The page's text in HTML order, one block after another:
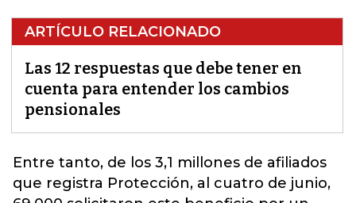
ARTÍCULO RELACIONADO
Las 12 respuestas que debe tener en
cuenta para entender los cambios
pensionales
Entre tanto, de los 3,1 millones de afiliados
que registra Protección, al cuatro de junio,